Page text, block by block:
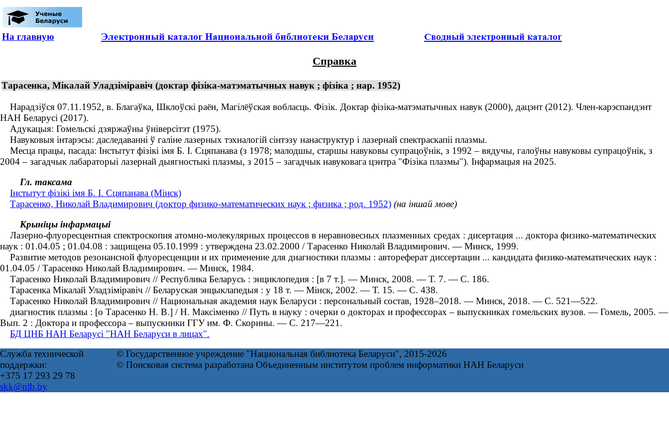
На главную
Справка
Тарасенка, Мікалай Уладзіміравіч (доктар фізіка-матэматычных навук ; фізіка ; нар. 1952)
Нарадзіўся 07.11.1952, в. Благаўка, Шклоўскі раён, Магілёўская вобласць. Фізік. Доктар фізіка-матэматычных навук (2000), дацэнт (2012). Член-карэспандэнт
НАН Беларусі (2017).
Адукацыя: Гомельскі дзяржаўны ўніверсітэт (1975).
Навуковыя інтарэсы: даследаванні ў галіне лазерных тэхналогій сінтэзу нанаструктур і лазернай спектраскапіі плазмы.
Месца працы, пасада: Інстытут фізікі імя Б. І. Сцяпанава (з 1978; малодшы, старшы навуковы супрацоўнік, з 1992 – вядучы, галоўны навуковы супрацоўнік, з
2004 – загадчык лабараторыі лазернай дыягностыкі плазмы, з 2015 – загадчык навуковага цэнтра "Фізіка плазмы"). Інфармацыя на 2025.
Гл. таксама
Інстытут фізікі імя Б. І. Сцяпанава (Мінск)
Тарасенко, Николай Владимирович (доктор физико-математических наук ; физика ; род. 1952) (на іншай мове)
Крыніцы інфармацыі
Лазерно-флуоресцентная спектроскопия атомно-молекулярных процессов в неравновесных плазменных средах : дисертация ... доктора физико-математических
наук : 01.04.05 ; 01.04.08 : защищена 05.10.1999 : утверждена 23.02.2000 / Тарасенко Николай Владимирович. — Минск, 1999.
Развитие методов резонансной флуоресценции и их применение для диагностики плазмы : автореферат диссертации ... кандидата физико-математических наук :
01.04.05 / Тарасенко Николай Владимирович. — Минск, 1984.
Тарасенко Николай Владимирович // Республика Беларусь : энциклопедия : [в 7 т.]. — Минск, 2008. — Т. 7. — С. 186.
Тарасенка Мікалай Уладзіміравіч // Беларуская энцыклапедыя : у 18 т. — Мінск, 2002. — Т. 15. — С. 438.
Тарасенко Николай Владимирович // Национальная академия наук Беларуси : персональный состав, 1928–2018. — Минск, 2018. — С. 521—522.
диагностик плазмы : [о Тарасенко Н. В.] / Н. Максіменко // Путь в науку : очерки о докторах и профессорах – выпускниках гомельских вузов. ― Гомель, 2005. —
Вып. 2 : Доктора и профессора – выпускники ГГУ им. Ф. Скорины. — С. 217—221.
БД ЦНБ НАН Беларусі "НАН Беларуси в лицах".
Служба технической
поддержки:
+375 17 293 29 78
skk@nlb.by
© Государственное учреждение "Национальная библиотека Беларуси", 2015-2026
© Поисковая система разработана Объединенным институтом проблем информатики НАН Беларуси